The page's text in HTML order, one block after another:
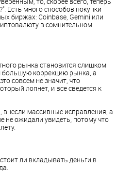
Есть много способов покупки
биржах: Coinbase, Gemini или
в сомнительном
рынка становится слишком
коррекцию рынка, а
совсем не значит, что
лопнет, и все сведется к
массивные исправления, а
не ожидали увидеть, потому что
ли вкладывать деньги в